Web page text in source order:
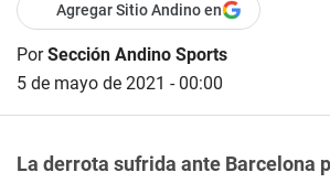
Agregar Sitio Andino en
PorSección Andino Sports
5 de mayo de 2021 - 00:00
La derrota sufrida ante Barcelona